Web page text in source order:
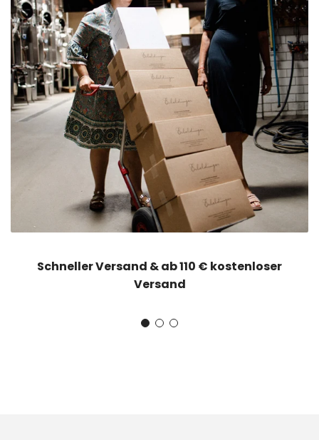
Schneller Versand & ab 110 € kostenloser
Versand